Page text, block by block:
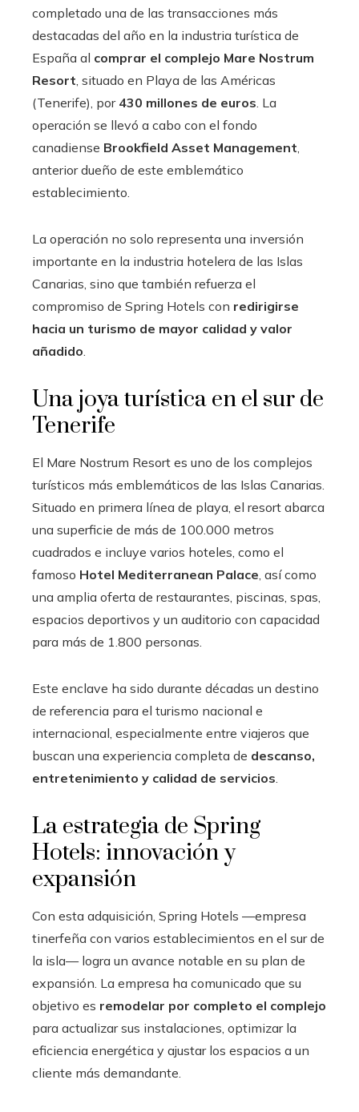
completado una de las transacciones más
destacadas del año en la industria turística de
España al comprar el complejo Mare Nostrum
Resort, situado en Playa de las Américas
(Tenerife), por 430 millones de euros. La
operación se llevó a cabo con el fondo
canadiense Brookfield Asset Management,
anterior dueño de este emblemático
establecimiento.
La operación no solo representa una inversión
importante en la industria hotelera de las Islas
Canarias, sino que también refuerza el
compromiso de Spring Hotels con redirigirse
hacia un turismo de mayor calidad y valor
añadido.
Una joya turística en el sur de
Tenerife
El Mare Nostrum Resort es uno de los complejos
turísticos más emblemáticos de las Islas Canarias.
Situado en primera línea de playa, el resort abarca
una superficie de más de 100.000 metros
cuadrados e incluye varios hoteles, como el
famoso Hotel Mediterranean Palace, así como
una amplia oferta de restaurantes, piscinas, spas,
espacios deportivos y un auditorio con capacidad
para más de 1.800 personas.
Este enclave ha sido durante décadas un destino
de referencia para el turismo nacional e
internacional, especialmente entre viajeros que
buscan una experiencia completa de descanso,
entretenimiento y calidad de servicios.
La estrategia de Spring
Hotels: innovación y
expansión
Con esta adquisición, Spring Hotels —empresa
tinerfeña con varios establecimientos en el sur de
la isla— logra un avance notable en su plan de
expansión. La empresa ha comunicado que su
objetivo es remodelar por completo el complejo
para actualizar sus instalaciones, optimizar la
eficiencia energética y ajustar los espacios a un
cliente más demandante.